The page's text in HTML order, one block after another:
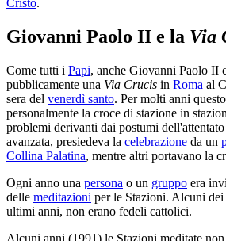
Cristo.
Giovanni Paolo II e la Via
Come tutti i Papi, anche Giovanni Paolo II
pubblicamente una Via Crucis in Roma al
sera del venerdì santo. Per molti anni
personalmente la croce di stazione in
problemi derivanti dai postumi
avanzata, presiedeva la celebrazione da un
Collina Palatina, mentre altri portavano la
Ogni anno una persona o un gruppo era
delle meditazioni per le Stazioni. Alcuni
ultimi anni, non erano fedeli cattolici.
Alcuni anni (1991) le Stazioni meditate